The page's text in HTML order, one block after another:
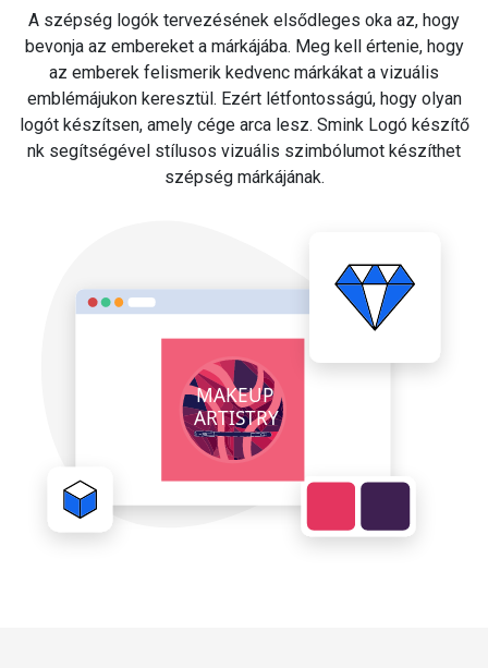
A szépség logók tervezésének elsődleges oka az, hogy
bevonja az embereket a márkájába. Meg kell értenie, hogy
az emberek felismerik kedvenc márkákat a vizuális
emblémájukon keresztül. Ezért létfontosságú, hogy olyan
logót készítsen, amely cége arca lesz. Smink Logó készítő
nk segítségével stílusos vizuális szimbólumot készíthet
szépség márkájának.